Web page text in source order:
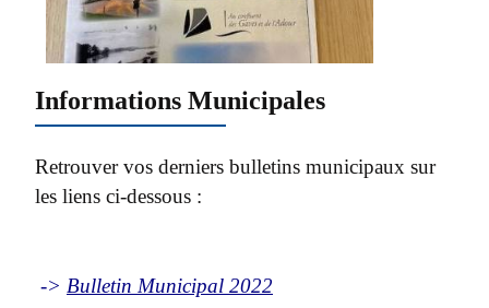
Informations Municipales
Retrouver vos derniers bulletins municipaux sur
les liens ci-dessous :
-> Bulletin Municipal 2022